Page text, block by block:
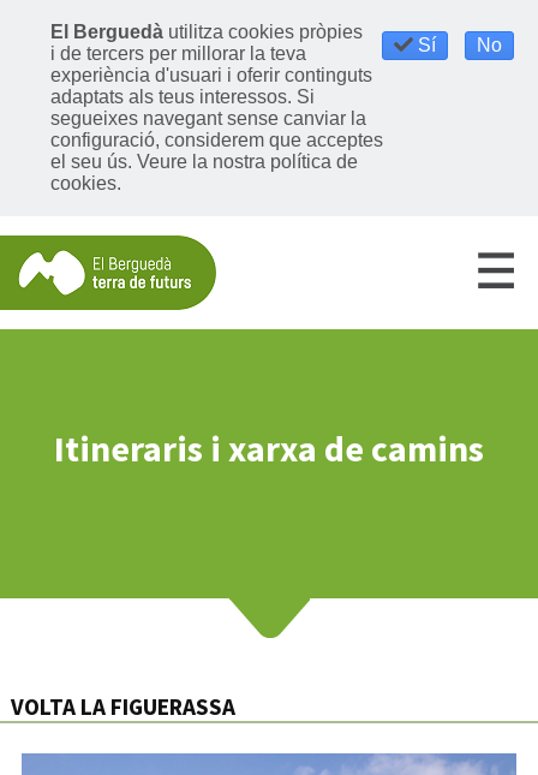
Sí No
El Berguedà utilitza cookies pròpies
i de tercers per millorar la teva
experiència d'usuari i oferir continguts
adaptats als teus interessos. Si
segueixes navegant sense canviar la
configuració, considerem que acceptes
el seu ús. Veure la nostra política de
cookies.
Itineraris i xarxa de camins
VOLTA LA FIGUERASSA